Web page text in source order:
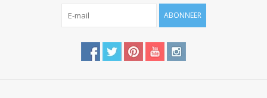
ABONNEER